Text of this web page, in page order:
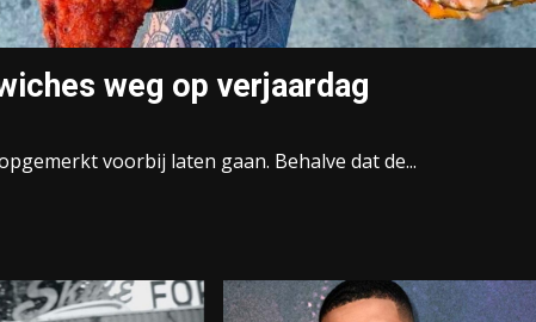
weg op verjaardag
voorbij laten gaan. Behalve dat de...